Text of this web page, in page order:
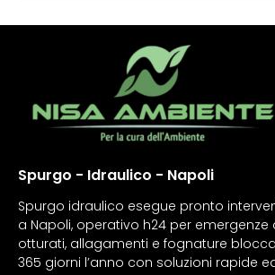
Spurgo - Idraulico - Napoli
Spurgo idraulico esegue pronto
a Napoli, operativo h24 per
otturati, allagamenti e fognature
365 giorni l’anno con soluzioni rapide